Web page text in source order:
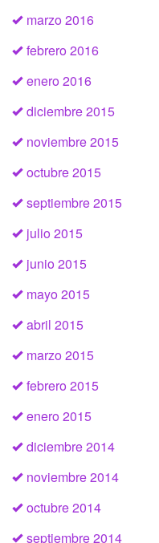
marzo 2016
febrero 2016
enero 2016
diciembre 2015
noviembre 2015
octubre 2015
septiembre 2015
julio 2015
junio 2015
mayo 2015
abril 2015
marzo 2015
febrero 2015
enero 2015
diciembre 2014
noviembre 2014
octubre 2014
septiembre 2014